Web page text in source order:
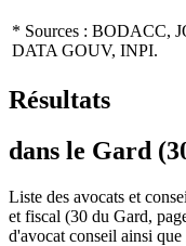
* Sources : BODACC,
DATA GOUV, INPI.
Résultats
dans le Gard
Liste des avocats et
et fiscal (30 du Gard,
d'avocat conseil ainsi que